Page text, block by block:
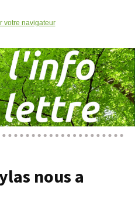
votre navigateur
nous a